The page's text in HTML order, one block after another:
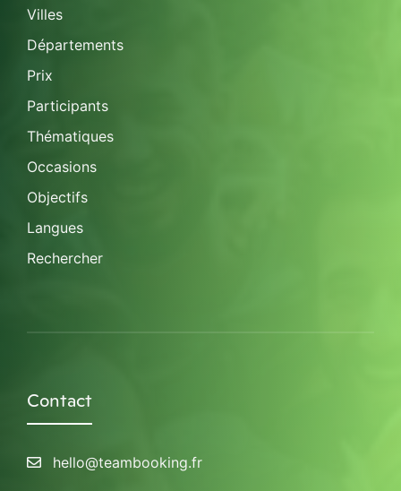
Villes
Départements
Prix
Participants
Thématiques
Occasions
Objectifs
Langues
Rechercher
Contact
hello@teambooking.fr